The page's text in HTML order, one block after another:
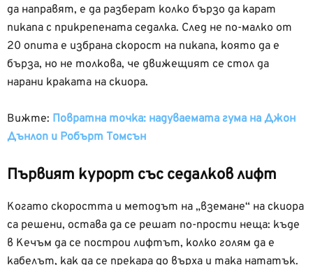
да направят, е да разберат колко бързо да карат
пикапа с прикрепената седалка. След не по-малко от
20 опита е избрана скорост на пикапа, която да е
бърза, но не толкова, че движещият се стол да
нарани краката на скиора.
Вижте: Повратна точка: надуваемата гума на Джон
Дънлоп и Робърт Томсън
Първият курорт със седалков лифт
Когато скоростта и методът на „вземане“ на скиора
са решени, остава да се решат по-прости неща: къде
в Кечъм да се построи лифтът, колко голям да е
кабелът, как да се прекара до върха и така нататък.